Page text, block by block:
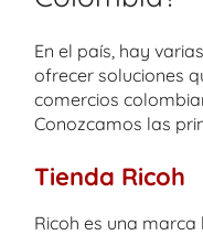
En el país, hay
ofrecer soluciones
comercios
Conozcamos las
Tienda Ricoh
Ricoh es una